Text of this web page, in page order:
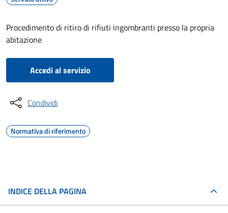
Procedimento di ritiro di rifiuti ingombranti presso la propria
abitazione
Accedi al servizio
Condividi
Normativa di riferimento
INDICE DELLA PAGINA